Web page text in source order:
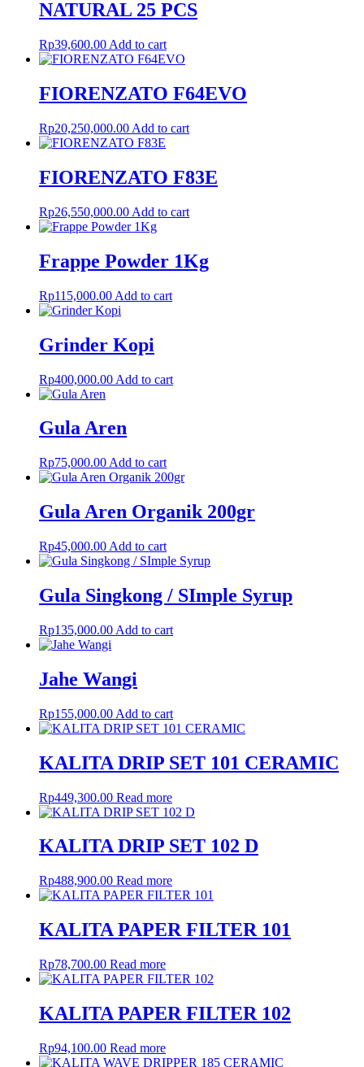
NATURAL 25 PCS
Rp39,600.00 Add to cart
FIORENZATO F64EVO
Rp20,250,000.00 Add to cart
FIORENZATO F83E
Rp26,550,000.00 Add to cart
Frappe Powder 1Kg
Rp115,000.00 Add to cart
Grinder Kopi
Rp400,000.00 Add to cart
Gula Aren
Rp75,000.00 Add to cart
Gula Aren Organik 200gr
Rp45,000.00 Add to cart
Gula Singkong / SImple Syrup
Rp135,000.00 Add to cart
Jahe Wangi
Rp155,000.00 Add to cart
KALITA DRIP SET 101 CERAMIC
Rp449,300.00 Read more
KALITA DRIP SET 102 D
Rp488,900.00 Read more
KALITA PAPER FILTER 101
Rp78,700.00 Read more
KALITA PAPER FILTER 102
Rp94,100.00 Read more